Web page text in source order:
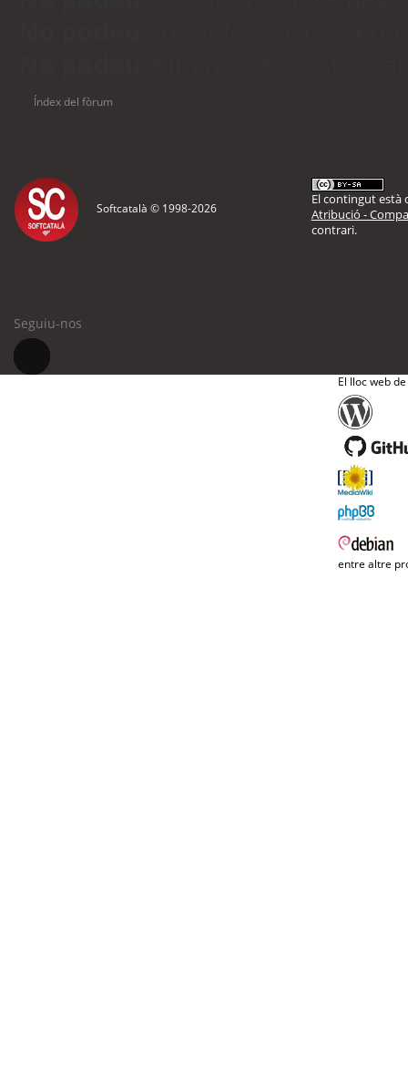
Índex del fòrum
Softcatalà © 1998-2026
El contingut està
Atribució -
contrari.
Seguiu-nos
El lloc web
entre altre